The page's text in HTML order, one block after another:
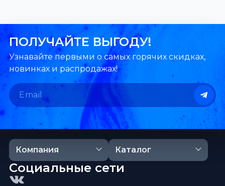
ПОЛУЧАЙТЕ ВЫГОДУ!
Узнавайте первыми о самых горячих скидках,
новинках и распродажах!
Компания Каталог
Социальные сети